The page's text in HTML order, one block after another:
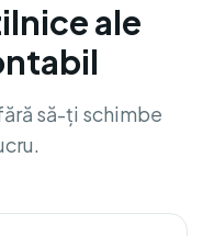
ale
să-ți schimbe